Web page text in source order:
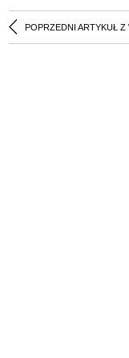
POPRZEDNI ARTYKUŁ Z